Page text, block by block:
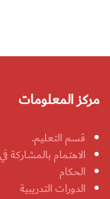
مركز المعلومات
قسم التعليم.
الاهتمام بالمشاركة
الحكام
الدورات التدريبية